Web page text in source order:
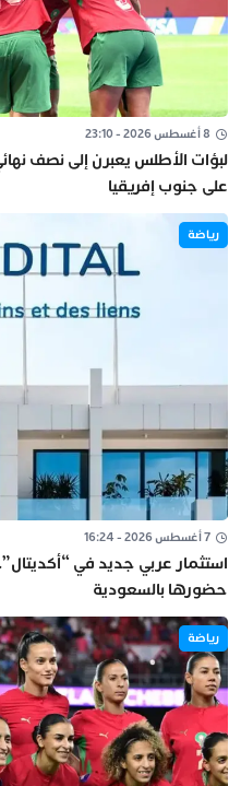
8 أغسطس 2026 - 23:10
لبؤات الأطلس يعبرن إلى نصف
على جنوب إفريقيا
رياضة
7 أغسطس 2026 - 16:24
حضورها بالسعودية
رياضة